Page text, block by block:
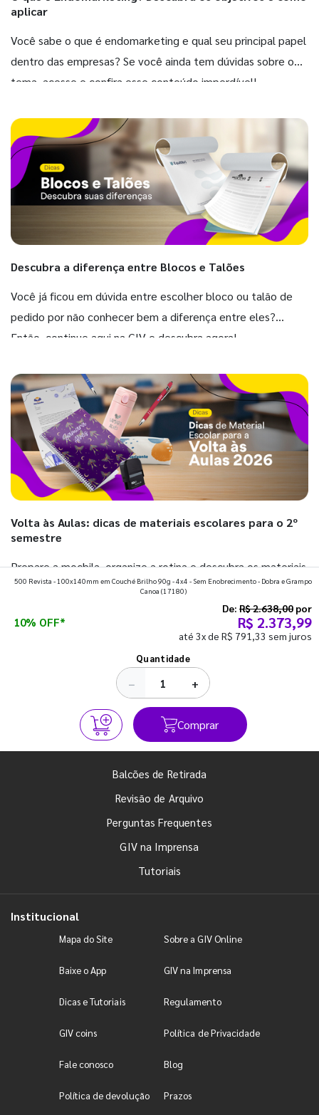
aplicar
Você sabe o que é endomarketing e qual seu principal papel
dentro das empresas? Se você ainda tem dúvidas sobre o
tema, acesse e confira esse conteúdo imperdível!
Descubra a diferença entre Blocos e Talões
Você já ficou em dúvida entre escolher bloco ou talão de
pedido por não conhecer bem a diferença entre eles?
Então, continue aqui na GIV e descubra agora!
Volta às Aulas: dicas de materiais escolares para o 2º
semestre
Prepare a mochila, organize a rotina e descubra os materiais
que fazem toda diferença para começar o segundo
500 Revista - 100x140mm em Couché Brilho 90g - 4x4 - Sem Enobrecimento - Dobra e Grampo
Canoa (17180)
10% OFF*
De: R$ 2.638,00 por
R$ 2.373,99
até 3x de R$ 791,33 sem juros
Quantidade
− +
Comprar
Balcões de Retirada
Revisão de Arquivo
Perguntas Frequentes
GIV na Imprensa
Tutoriais
Institucional
Mapa do Site Sobre a GIV Online
Baixe o App GIV na Imprensa
Dicas e Tutoriais Regulamento
GIV coins Política de Privacidade
Fale conosco Blog
Política de devolução Prazos